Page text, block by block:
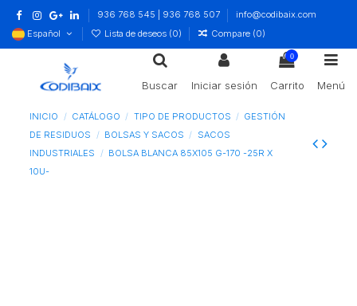
936 768 545 | 936 768 507
info@codibaix.com
Español
Lista de deseos (0) Compare (0)
Buscar Iniciar sesión
0
Carrito Menú
INICIO CATÁLOGO TIPO DE PRODUCTOS
GESTIÓN
DE RESIDUOS
BOLSAS Y SACOS
SACOS
INDUSTRIALES
BOLSA BLANCA 85X105 G-170 -25R X
10U-